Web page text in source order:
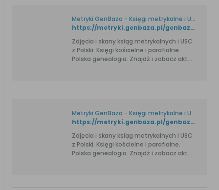
Metryki GenBaza - Księgi metrykalne i USC. Genealogia.
https://metryki.genbaza.pl/genbaza,detail,85500,20
Zdjęcia i skany ksiąg metrykalnych i USC
z Polski. Księgi kościelne i parafialne.
Polska genealogia. Znajdź i zobacz akt
Metryki GenBaza - Księgi metrykalne i USC. Genealogia.
https://metryki.genbaza.pl/genbaza,detail,85500,21
Zdjęcia i skany ksiąg metrykalnych i USC
z Polski. Księgi kościelne i parafialne.
Polska genealogia. Znajdź i zobacz akt